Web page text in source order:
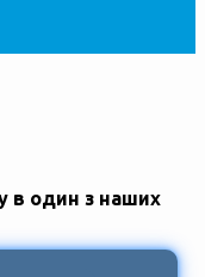
в один з наших